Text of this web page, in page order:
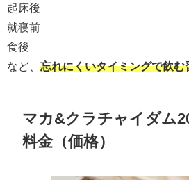
起床後
就寝前
食後
など、 忘れにくいタイミングで飲む
マカ&クラチャイダム
料金（価格）